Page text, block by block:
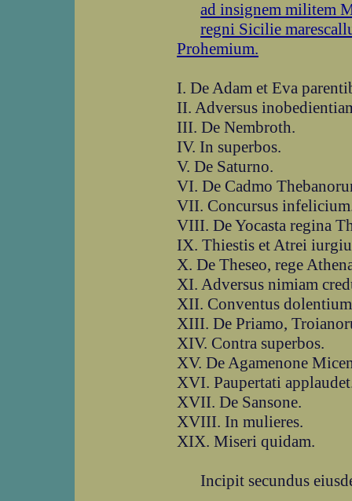
ad insignem militem
regni Sicilie
Prohemium.
I. De Adam et Eva
II. Adversus
III. De Nembroth.
IV. In superbos.
V. De Saturno.
VI. De Cadmo
VII. Concursus
VIII. De Yocasta regina
IX. Thiestis et Atrei
X. De Theseo, rege
XI. Adversus nimiam
XII. Conventus
XIII. De Priamo,
XIV. Contra superbos.
XV. De Agamenone
XVI. Paupertati
XVII. De Sansone.
XVIII. In mulieres.
XIX. Miseri quidam.
Incipit secundus